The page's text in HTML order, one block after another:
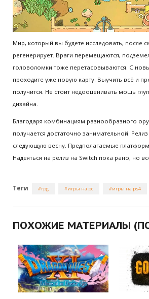
Мир, который вы будете исследовать, после
регенерирует. Враги перемещаются,
головоломки тоже перетасовываются. С
проходите уже новую карту. Выучить всё и
получится. Не стоит недооценивать мощь
дизайна.
Благодаря комбинациям разнообразного
получается достаточно занимательной.
следующую весну. Предполагаемые
Надеяться на релиз на Switch пока рано, но
Теги rpg игры на pc игры на ps4
ПОХОЖИЕ МАТЕРИАЛЫ